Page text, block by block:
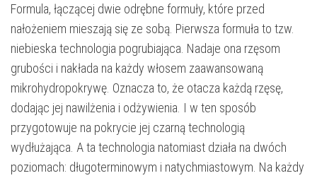
Formula, łączącej dwie odrębne formuły, które przed
nałożeniem mieszają się ze sobą. Pierwsza formuła to tzw.
niebieska technologia pogrubiająca. Nadaje ona rzęsom
grubości i nakłada na każdy włosem zaawansowaną
mikrohydropokrywę. Oznacza to, że otacza każdą rzęsę,
dodając jej nawilżenia i odżywienia. I w ten sposób
przygotowuje na pokrycie jej czarną technologią
wydłużająca. A ta technologia natomiast działa na dwóch
poziomach: długoterminowym i natychmiastowym. Na każdy